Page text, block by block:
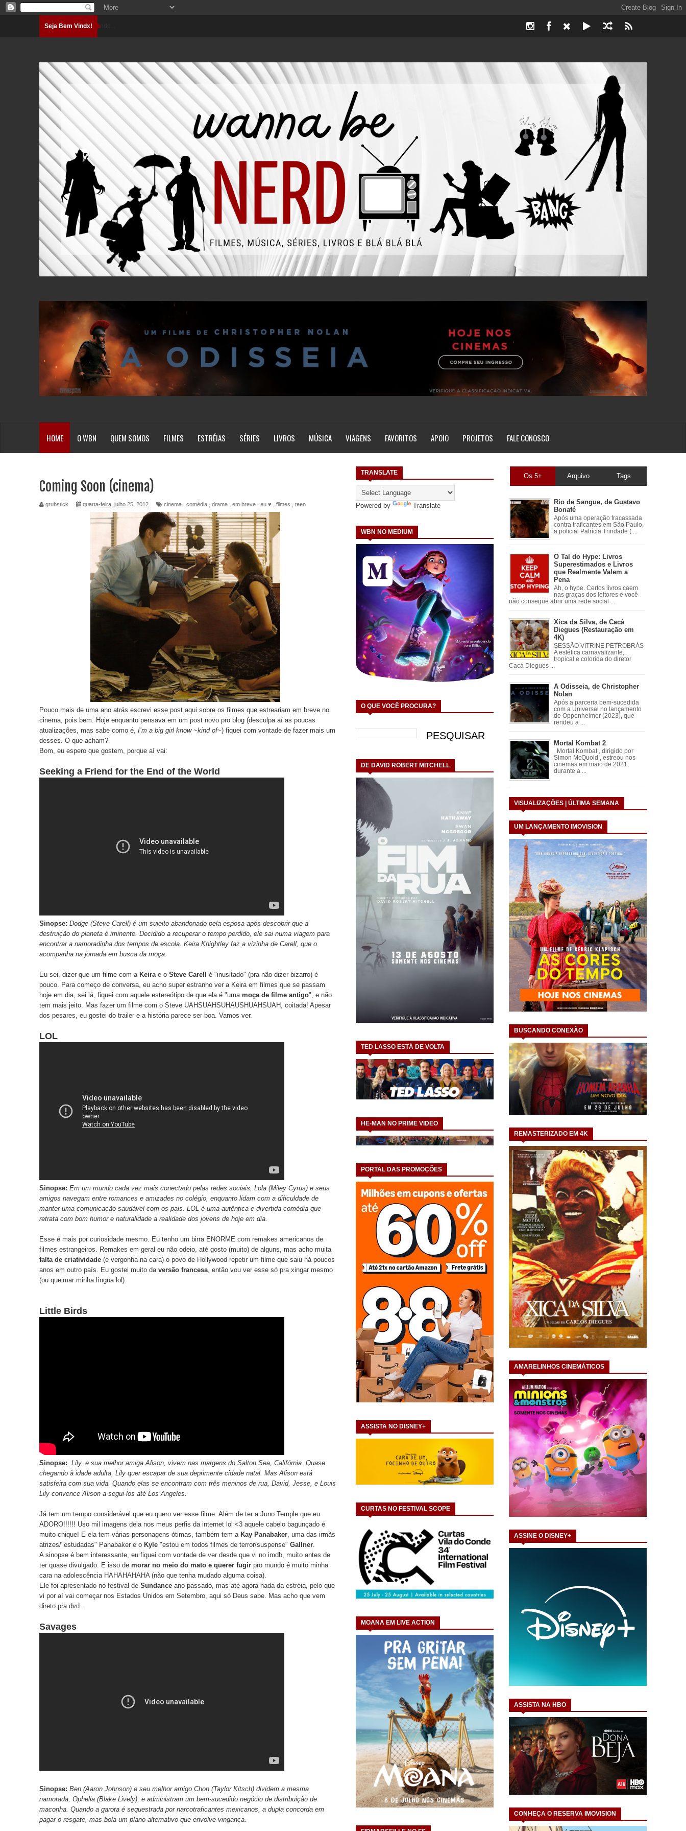
Seja Bem Vindx!Carregando...
HOME O WBN QUEM SOMOS FILMES ESTRÉIAS SÉRIES LIVROS MÚSICA VIAGENS FAVORITOS APOIO PROJETOS FALE CONOSCO
TRANSLATE
Powered by Translate
WBN NO MEDIUM
O QUE VOCÊ PROCURA?
DE DAVID ROBERT MITCHELL
TED LASSO ESTÁ DE VOLTA
HE-MAN NO PRIME VIDEO
PORTAL DAS PROMOÇÕES
ASSISTA NO DISNEY+
CURTAS NO FESTIVAL SCOPE
MOANA EM LIVE ACTION
Coming Soon (cinema)
grubstick quarta-feira, julho 25, 2012 cinema , comédia , drama , em breve , eu ♥ , filmes , teen
Pouco mais de uma ano atrás escrevi esse post aqui sobre os filmes que estreariam em breve no
cinema, pois bem. Hoje enquanto pensava em um post novo pro blog (desculpa aí as poucas
atualizações, mas sabe como é, I’m a big girl know ~kind of~) fiquei com vontade de fazer mais um
desses. O que acham?
Bom, eu espero que gostem, porque aí vai:
Seeking a Friend for the End of the World
Sinopse: Dodge (Steve Carell) é um sujeito abandonado pela esposa após descobrir que a
destruição do planeta é iminente. Decidido a recuperar o tempo perdido, ele sai numa viagem para
encontrar a namoradinha dos tempos de escola. Keira Knightley faz a vizinha de Carell, que o
acompanha na jornada em busca da moça.
Eu sei, dizer que um filme com a Keirae o Steve Carell
é "inusitado" (pra não dizer bizarro) é
pouco. Para começo de conversa, eu acho super estranho ver a Keira em filmes que se passam
hoje em dia, sei lá, fiquei com aquele estereótipo de que ela é "uma moça de filme antigo", e não
tem mais jeito. Mas fazer um filme com o Steve UAHSUAHSUHAUSHUAHSUAH, coitada! Apesar
dos pesares, eu gostei do trailer e a história parece ser boa. Vamos ver.
LOL
Sinopse: Em um mundo cada vez mais conectado pelas redes sociais, Lola (Miley Cyrus) e seus
amigos navegam entre romances e amizades no colégio, enquanto lidam com a dificuldade de
manter uma comunicação saudável com os pais. LOL é uma autêntica e divertida comédia que
retrata com bom humor e naturalidade a realidade dos jovens de hoje em dia.
Esse é mais por curiosidade mesmo. Eu tenho um birra ENORME com remakes americanos de
filmes estrangeiros. Remakes em geral eu não odeio, até gosto (muito) de alguns, mas acho muita
falta de criatividade (e vergonha na cara) o povo de Hollywood repetir um filme que saiu há poucos
anos em outro país. Eu gostei muito da versão francesa, então vou ver esse só pra xingar mesmo
(ou queimar minha língua lol).
Little Birds
Sinopse: Lily, e sua melhor amiga Alison, vivem nas margens do Salton Sea, Califórnia. Quase
chegando à idade adulta, Lily quer escapar de sua deprimente cidade natal. Mas Alison está
satisfeita com sua vida. Quando elas se encontram com três meninos de rua, David, Jesse, e Louis
Lily convence Alison a segui-los até Los Angeles.
Já tem um tempo considerável que eu quero ver esse filme. Além de ter a Juno Temple que eu
ADORO!!!!!! Uso mil imagens dela nos meus perfis da internet lol <3 aquele cabelo bagunçado é
muito chique! E ela tem várias personagens ótimas, também tem a Kay Panabaker, uma das irmãs
atrizes/"estudadas" Panabaker e o Kyle "estou em todos filmes de terror/suspense" Gallner.
A sinopse é bem interessante, eu fiquei com vontade de ver desde que vi no imdb, muito antes de
ter quase divulgado. E isso de morar no meio do mato e querer fugir pro mundo é muito minha
cara na adolescência HAHAHAHAHA (não que tenha mudado alguma coisa).
Ele foi apresentado no festival de Sundance ano passado, mas até agora nada da estréia, pelo que
vi por aí vai começar nos Estados Unidos em Setembro, aqui só Deus sabe. Mas acho que vem
direto pra dvd...
Savages
Sinopse: Ben (Aaron Johnson) e seu melhor amigo Chon (Taylor Kitsch) dividem a mesma
namorada, Ophelia (Blake Lively), e administram um bem-sucedido negócio de distribuição de
maconha. Quando a garota é sequestrada por narcotraficantes mexicanos, a dupla concorda em
pagar o resgate, mas bola um plano alternativo que envolve vingança.
Os 5+ Arquivo Tags
Rio de Sangue, de Gustavo
Bonafé
Após uma operação fracassada
contra traficantes em São Paulo,
a policial Patrícia Trindade ( ...
O Tal do Hype: Livros
Superestimados e Livros
que Realmente Valem a
Pena
Ah, o hype. Certos livros caem
nas graças dos leitores e você
não consegue abrir uma rede social ...
Xica da Silva, de Cacá
Diegues (Restauração em
4K)
SESSÃO VITRINE PETROBRÁS
A estética carnavalizante,
tropical e colorida do diretor
Cacá Diegues ...
A Odisseia, de Christopher
Nolan
Após a parceria bem-sucedida
com a Universal no lançamento
de Oppenheimer (2023), que
rendeu a ...
Mortal Kombat 2
Mortal Kombat , dirigido por
Simon McQuoid , estreou nos
cinemas em maio de 2021,
durante a ...
VISUALIZAÇÕES | ÚLTIMA SEMANA
UM LANÇAMENTO IMOVISION
BUSCANDO CONEXÃO
REMASTERIZADO EM 4K
AMARELINHOS CINEMÁTICOS
ASSINE O DISNEY+
ASSISTA NA HBO
CONHEÇA O RESERVA IMOVISION